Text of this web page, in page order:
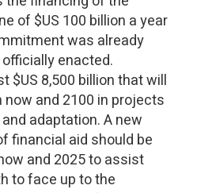
of $US 100 billion a year
was already
enacted.
$US 8,500 billion that will
and 2100 in projects
adaptation. A new
financial aid should be
and 2025 to assist
to face up to the